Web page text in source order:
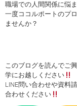
職場での人間関係に悩
一度ココルポートのプ
ませんか？
このブログを読んでご
学にお越しください
LINE問い合わせや資料
合わせください